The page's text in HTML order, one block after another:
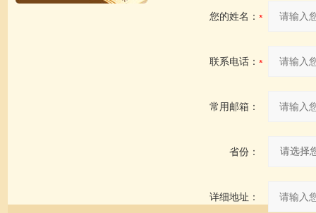
您的姓名：
联系电话：
常用邮箱：
省份：
详细地址：